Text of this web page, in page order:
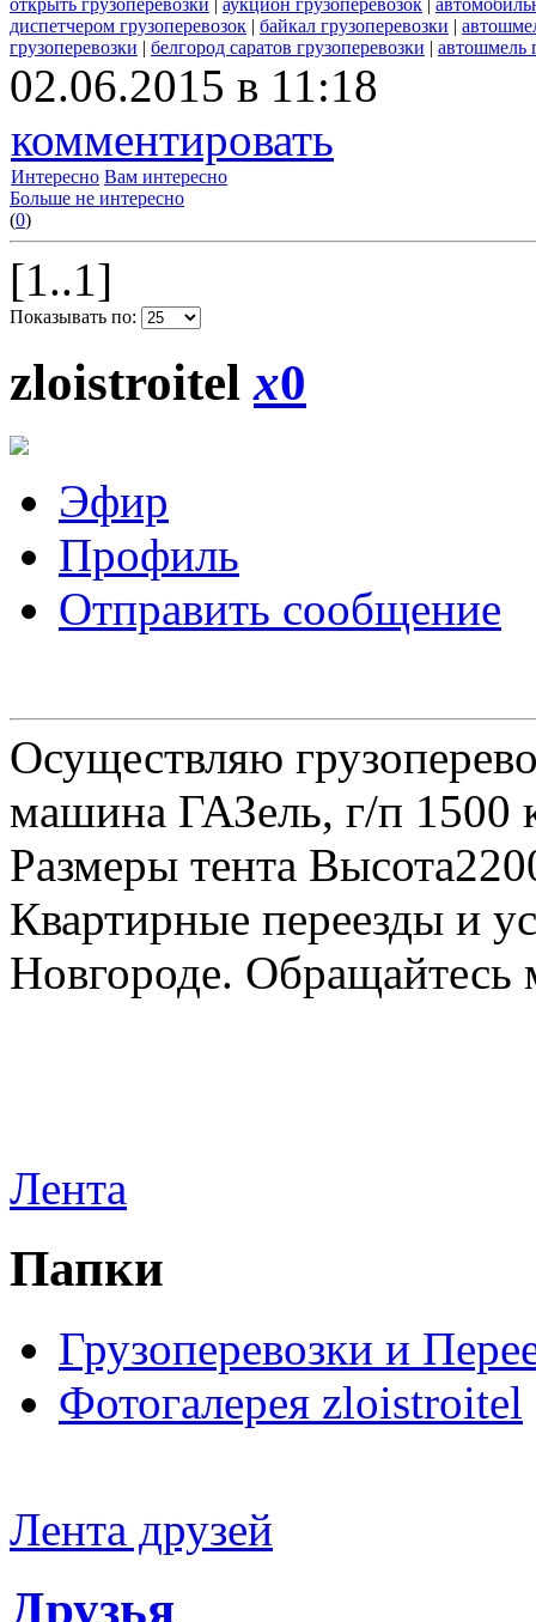
открыть грузоперевозки аукцион грузоперевозок
диспетчером грузоперевозок | байкал грузоперевозки |
грузоперевозки | белгород саратов грузоперевозки | автошмель
02.06.2015 в 11:18
комментировать
Интересно Вам интересно
Больше не интересно
(0)
[1..1]
Показывать по:
zloistroitelx0
Эфир
Профиль
Отправить сообщение
Осуществляю
машина ГАЗель, г/п 1500
Размеры тента
Квартирные переезды и
Новгороде.
Лента
Папки
Грузоперевозки и
Фотогалерея zloistroitel
Лента друзей
Друзья